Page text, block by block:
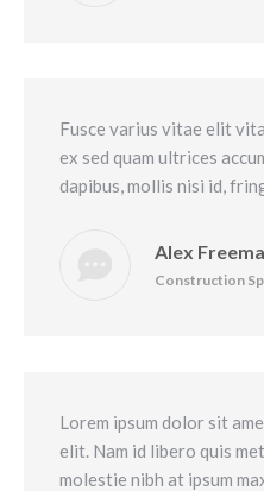
Alex
Construction
Fusce varius vitae elit
ex sed quam ultrices
dapibus, mollis nisi id,
Lorem ipsum dolor sit
elit. Nam id libero quis
molestie nibh at ipsum